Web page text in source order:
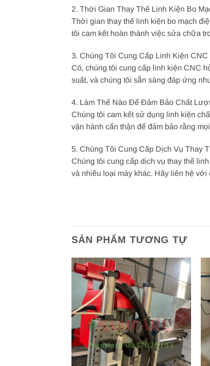
2. Thời Gian Thay Thế Linh Kiện Bo
Thời gian thay thế linh kiện bo mạch
tôi cam kết hoàn thành việc sửa chữa
3. Chúng Tôi Cung Cấp Linh Kiện
Có, chúng tôi cung cấp linh kiện CNC
suất, và chúng tôi sẵn sàng đáp ứng
4. Làm Thế Nào Để Đảm Bảo Chất
Chúng tôi cam kết sử dụng linh kiện
vận hành cẩn thận để đảm bảo rằng
5. Chúng Tôi Cung Cấp Dịch Vụ Thay
Chúng tôi cung cấp dịch vụ thay thế
và nhiều loại máy khác. Hãy liên hệ với
SẢN PHẨM TƯƠNG TỰ